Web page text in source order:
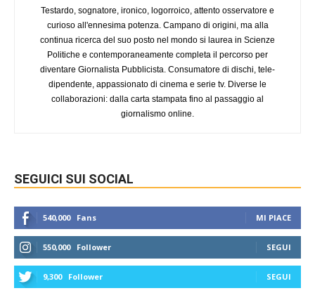
Testardo, sognatore, ironico, logorroico, attento osservatore e
curioso all'ennesima potenza. Campano di origini, ma alla
continua ricerca del suo posto nel mondo si laurea in Scienze
Politiche e contemporaneamente completa il percorso per
diventare Giornalista Pubblicista. Consumatore di dischi, tele-
dipendente, appassionato di cinema e serie tv. Diverse le
collaborazioni: dalla carta stampata fino al passaggio al
giornalismo online.
SEGUICI SUI SOCIAL
540,000 Fans MI PIACE
550,000 Follower SEGUI
9,300 Follower SEGUI